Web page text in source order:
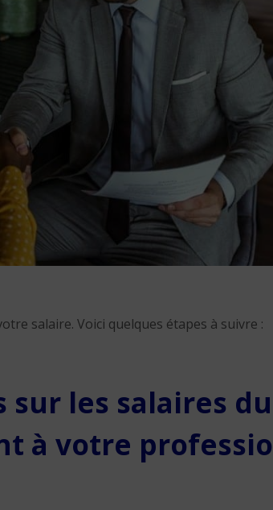
salaire. Voici quelques étapes à suivre :
sur les salaires du
à votre
Réussir sa
Guyane
9 min. de lecture
Martinique
9 min. de lecture